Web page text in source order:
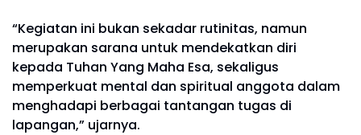
“Kegiatan ini bukan sekadar rutinitas, namun
merupakan sarana untuk mendekatkan diri
kepada Tuhan Yang Maha Esa, sekaligus
memperkuat mental dan spiritual anggota dalam
menghadapi berbagai tantangan tugas di
lapangan,” ujarnya.